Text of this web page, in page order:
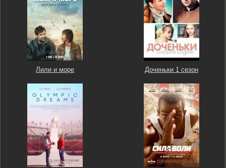
Лили и море Доченьки 1 сезон